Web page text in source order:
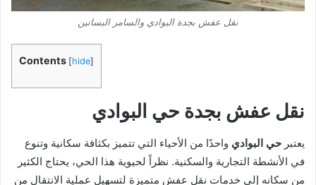
نقل عفش بجدة البوادي والسامر البساتين
Contents [hide]
نقل عفش بجدة حي البوادي
يعتبر حي البوادي واحدًا من الأحياء التي تتميز بكثافة سكانية وتنوع
في الأنشطة التجارية والسكنية. نظراً لحيوية هذا الحي، يحتاج الكثير
من سكانه إلى خدمات نقل عفش متميزة لتسهيل عملية الانتقال من